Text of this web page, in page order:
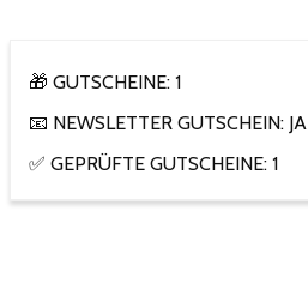
🎁 GUTSCHEINE: 1
📧 NEWSLETTER GUTSCHEIN: JA
✅ GEPRÜFTE GUTSCHEINE: 1